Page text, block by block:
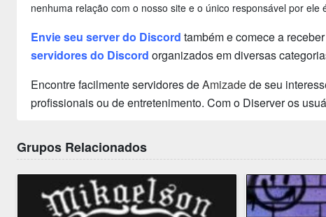
nenhuma relação com o nosso site e o único responsável por ele
Envie seu server do Discord também e comece a
servidores do Discord organizados em diversas
Encontre facilmente servidores deAmizadede seu
profissionais ou de entretenimento. Com o Diserver os
Grupos Relacionados